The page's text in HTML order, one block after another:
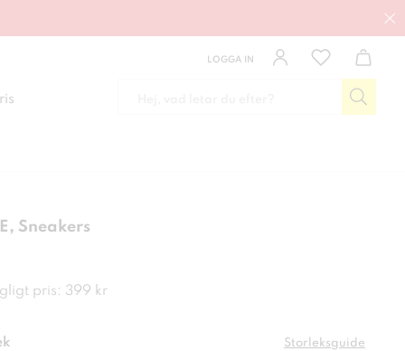
LOGGA IN
Sneakers
pris: 399 kr
Storleksguide